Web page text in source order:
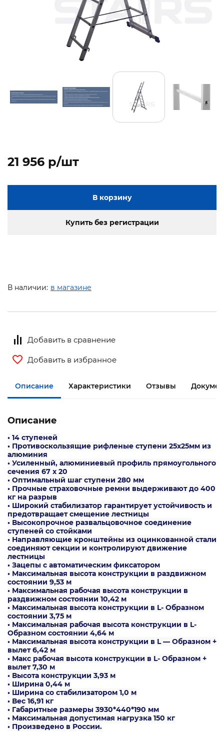
21 956 p/шт
В корзину
Купить без регистрации
В наличии: в магазине
Добавить в сравнение
Добавить в избранное
Описание Характеристики Отзывы
Описание
• 14 ступеней
• Противоскользящие рифленые ступени 25х25мм из
алюминия
• Усиленный, алюминиевый профиль прямоугольного
сечения 67 х 20
• Оптимальный шаг ступени 280 мм
• Прочные страховочные ремни выдерживают до 400
кг на разрыв
• Широкий стабилизатор гарантирует устойчивость и
предотвращает смещение лестницы
• Высокопрочное развальцовочное соединение
ступеней со стойками
• Направляющие кронштейны из оцинкованной стали
соединяют секции и контролируют движение
лестницы
• Зацепы с автоматическим фиксатором
• Максимальная высота конструкции в раздвижном
состоянии 9,53 м
• Максимальная рабочая высота конструкции в
раздвижном состоянии 10,42 м
• Максимальная высота конструкции в L- Образном
состоянии 3,75 м
• Максимальная рабочая высота конструкции в L-
Образном состоянии 4,64 м
• Максимальная высота конструкции в L — Образном +
вылет 6,42 м
• Макс рабочая высота конструкции в L- Образном +
вылет 7,30 м
• Высота конструкции 3,93 м
• Ширина 0,44 м
• Ширина со стабилизатором 1,0 м
• Вес 16,91 кг
• Габаритные размеры 3930*440*190 мм
• Максимальная допустимая нагрузка 150 кг
• Произведено в России.